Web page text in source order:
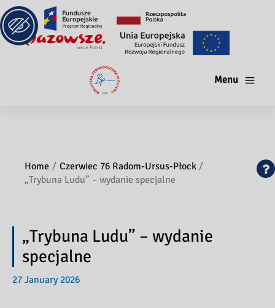
Menu
Home
Czerwiec 76 Radom-Ursus-Płock
„Trybuna Ludu” – wydanie specjalne
„Trybuna Ludu” – wydanie
specjalne
27 January 2026